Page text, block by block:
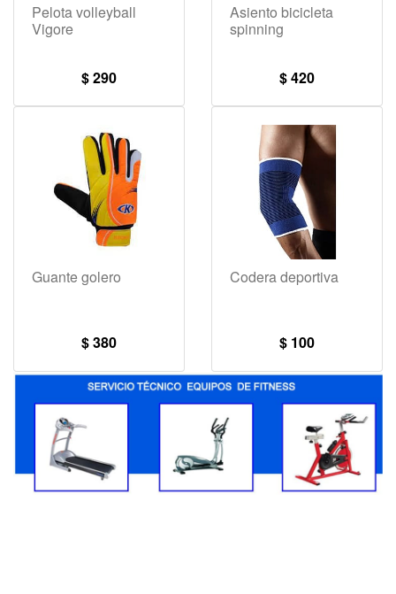
Pelota volleyball
Vigore
$ 290
Asiento bicicleta
spinning
$ 420
Guante golero
$ 380
Codera deportiva
$ 100